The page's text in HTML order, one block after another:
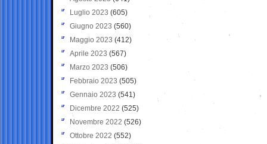
Luglio 2023 (605)
Giugno 2023 (560)
Maggio 2023 (412)
Aprile 2023 (567)
Marzo 2023 (506)
Febbraio 2023 (505)
Gennaio 2023 (541)
Dicembre 2022 (525)
Novembre 2022 (526)
Ottobre 2022 (552)